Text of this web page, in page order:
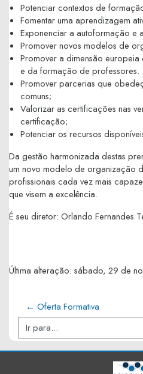
Potenciar contextos de
Fomentar uma aprendizagem
Exponenciar a autoformação e
Promover novos modelos de
Promover a dimensão
e da formação de professores.
Promover parcerias que
comuns;
Valorizar as certificações nas
certificação;
Potenciar os recursos
Da gestão harmonizada destas
um novo modelo de organização
profissionais cada vez mais
que visem a excelência.
É seu diretor: Orlando Fernandes
Última alteração: sábado, 29 de
← Oferta Formativa
Ir para...